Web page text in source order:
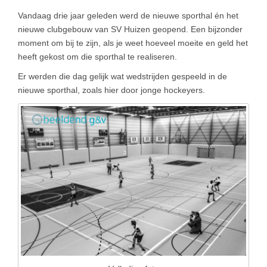
Vandaag drie jaar geleden werd de nieuwe sporthal én het
nieuwe clubgebouw van SV Huizen geopend. Een bijzonder
moment om bij te zijn, als je weet hoeveel moeite en geld het
heeft gekost om die sporthal te realiseren.
Er werden die dag gelijk wat wedstrijden gespeeld in de
nieuwe sporthal, zoals hier door jonge hockeyers.